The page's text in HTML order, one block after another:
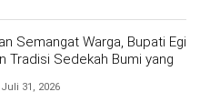
Semangat Warga, Bupati Egi
Tradisi Sedekah Bumi yang
Juli 31, 2026